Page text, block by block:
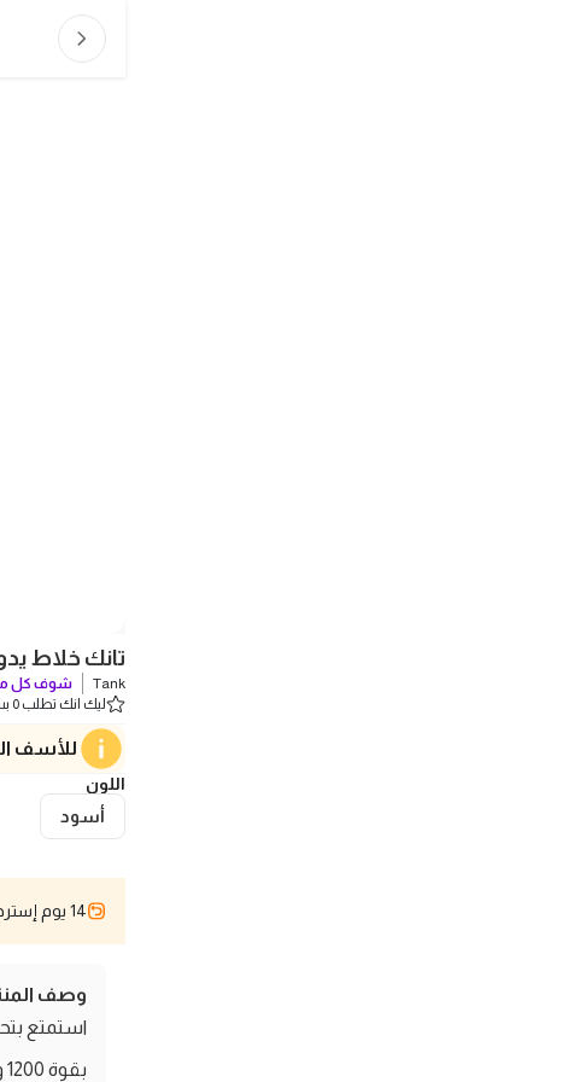
تانك خلاط يدوي متعدد
Tank شوف كل
ليك انك تطلب 0 بس!
للأسف
اللون
أسود
14 يوم إسترجاع
وصف
استمتع